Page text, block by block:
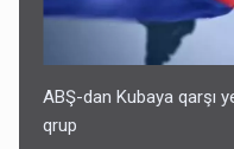
SİYAHI
ABŞ-dan Kubaya qarşı
qrup